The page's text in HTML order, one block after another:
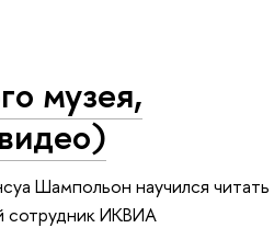
музея,
Шампольон научился читать
сотрудник ИКВИА